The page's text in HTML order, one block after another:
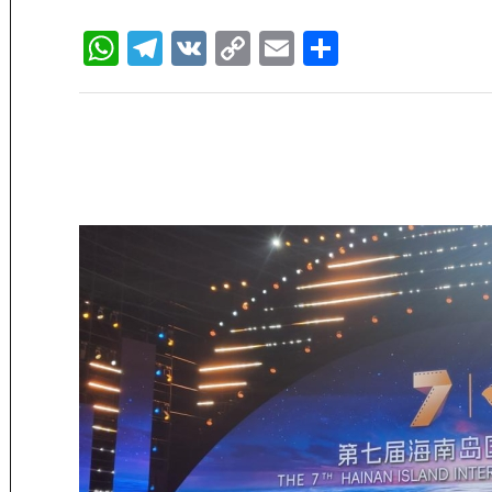
WhatsApp
Telegram
VK Copy
Link
Email